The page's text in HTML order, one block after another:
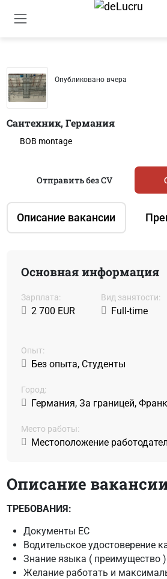
Опубликовано вчера
Сантехник, Германия
BOB montage
Описание вакансии
Отправить без CV
Основная информация
Зарплата:
2 700 EUR
Вид занятости:
Full-time
Oпыт:
Без опыта, Студенты
Город:
Германия, За границей,
Место работы:
Местоположение
Описание
ТРЕБОВАНИЯ:
Документы ЕС
Водительское удостоверение
Знание языка ( преимущество )
Желание работать и